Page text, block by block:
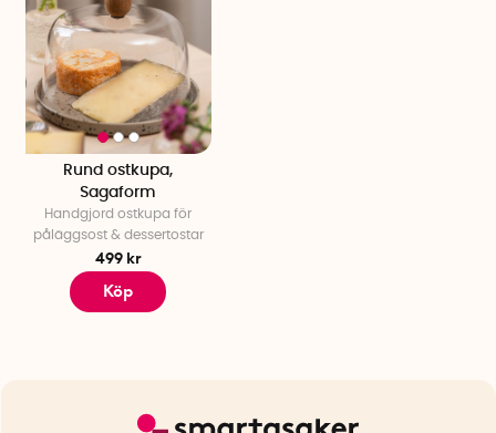
Rund ostkupa,
Sagaform
Handgjord ostkupa för
påläggsost & dessertostar
499 kr
Köp